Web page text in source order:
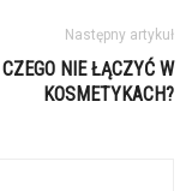
Następny artykuł
CZEGO NIE ŁĄCZYĆ W
KOSMETYKACH?